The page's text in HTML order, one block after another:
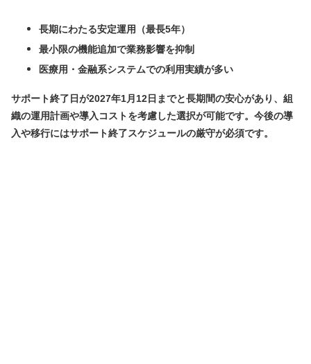
長期にわたる安定運用（最長5年）
最小限の機能追加で業務影響を抑制
医療用・金融系システムでの利用実績が多い
サポート終了日が2027年1月12日までと長期間の安心があり、組
織の運用計画や導入コストを考慮した選択が可能です。今後の導
入や移行にはサポート終了スケジュールの厳守が必須です。